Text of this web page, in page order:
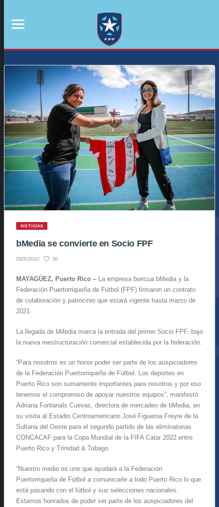
NOTICIAS
bMedia se convierte en Socio FPF
03/31/2021 30
MAYAGÜEZ, Puerto Rico – La empresa boricua bMedia y la
Federación Puertorriqueña de Fútbol (FPF) firmaron un contrato
de colaboración y patrocinio que estará vigente hasta marzo de
2021.
La llegada de bMedia marca la entrada del primer Socio FPF, bajo
la nueva reestructuración comercial establecida por la federación.
“Para nosotros es un honor poder ser parte de los auspiciadores
de la Federación Puertorriqueña de Fútbol. Los deportes en
Puerto Rico son sumamente importantes para nosotros y por eso
tenemos el compromiso de apoyar nuestros equipos”, manifestó
Adriana Fontanals Cuevas, directora de mercadeo de bMedia, en
su visita al Estadio Centroamericano José Figueroa Freyre de la
Sultana del Oeste para el segundo partido de las eliminatorias
CONCACAF para la Copa Mundial de la FIFA Catar 2022 entre
Puerto Rico y Trinidad & Tobago.
“Nuestro medio es uno que ayudará a la Federación
Puertorriqueña de Fútbol a comunicarle a todo Puerto Rico lo que
está pasando con el fútbol y sus selecciones nacionales.
Estamos honrados de poder ser parte de los auspiciadores del